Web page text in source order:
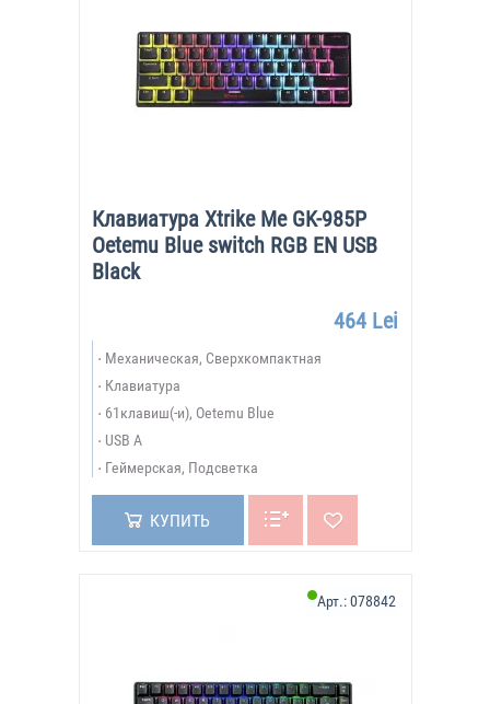
Клавиатура Xtrike Me GK-985P
Oetemu Blue switch RGB EN USB
Black
464 Lei
Механическая, Сверхкомпактная
Клавиатура
61клавиш(-и), Oetemu Blue
USB A
Геймерская, Подсветка
КУПИТЬ
Арт.:078842